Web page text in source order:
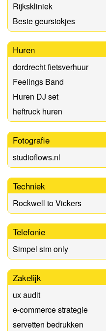
Rijkskliniek
Beste geurstokjes
Huren
dordrecht fietsverhuur
Feelings Band
Huren DJ set
heftruck huren
Fotografie
studioflows.nl
Techniek
Rockwell to Vickers
Telefonie
Simpel sim only
Zakelijk
ux audit
e-commerce strategie
servetten bedrukken